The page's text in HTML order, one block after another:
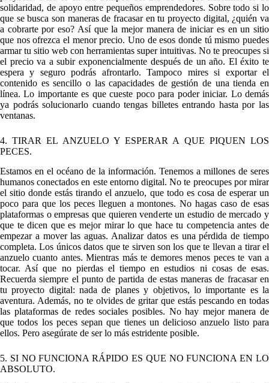
solidaridad, de apoyo entre pequeños emprendedores. Sobre todo si lo
que se busca son maneras de fracasar en tu proyecto digital, ¿quién va
a cobrarte por eso? Así que la mejor manera de iniciar es en un sitio
que nos ofrezca el menor precio. Uno de esos donde tú mismo puedes
armar tu sitio web con herramientas super intuitivas. No te preocupes si
el precio va a subir exponencialmente después de un año. El éxito te
espera y seguro podrás afrontarlo. Tampoco mires si exportar el
contenido es sencillo o las capacidades de gestión de una tienda en
línea. Lo importante es que cueste poco para poder iniciar. Lo demás
ya podrás solucionarlo cuando tengas billetes entrando hasta por las
ventanas.
4. TIRAR EL ANZUELO Y ESPERAR A QUE PIQUEN LOS
PECES.
Estamos en el océano de la información. Tenemos a millones de seres
humanos conectados en este entorno digital. No te preocupes por mirar
el sitio donde estás tirando el anzuelo, que todo es cosa de esperar un
poco para que los peces lleguen a montones. No hagas caso de esas
plataformas o empresas que quieren venderte un estudio de mercado y
que te dicen que es mejor mirar lo que hace tu competencia antes de
empezar a mover las aguas. Analizar datos es una pérdida de tiempo
completa. Los únicos datos que te sirven son los que te llevan a tirar el
anzuelo cuanto antes. Mientras más te demores menos peces te van a
tocar. Así que no pierdas el tiempo en estudios ni cosas de esas.
Recuerda siempre el punto de partida de estas maneras de fracasar en
tu proyecto digital: nada de planes y objetivos, lo importante es la
aventura. Además, no te olvides de gritar que estás pescando en todas
las plataformas de redes sociales posibles. No hay mejor manera de
que todos los peces sepan que tienes un delicioso anzuelo listo para
ellos. Pero asegúrate de ser lo más estridente posible.
5. SI NO FUNCIONA RÁPIDO ES QUE NO FUNCIONA EN LO
ABSOLUTO.